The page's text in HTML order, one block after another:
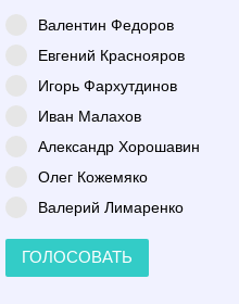
Валентин Федоров
Евгений Краснояров
Игорь Фархутдинов
Иван Малахов
Александр Хорошавин
Олег Кожемяко
Валерий Лимаренко
ГОЛОСОВАТЬ